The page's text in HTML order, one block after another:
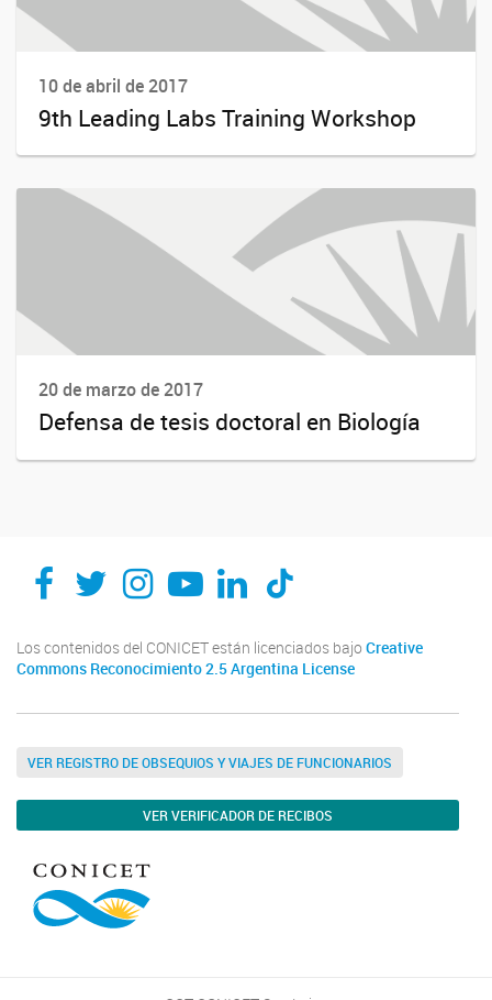
10 de abril de 2017
9th Leading Labs Training Workshop
20 de marzo de 2017
Defensa de tesis doctoral en Biología
Los contenidos del CONICET están licenciados bajo Creative
Commons Reconocimiento 2.5 Argentina License
VER REGISTRO DE OBSEQUIOS Y VIAJES DE FUNCIONARIOS
VER VERIFICADOR DE RECIBOS